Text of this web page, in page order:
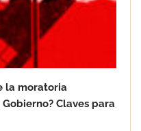
la moratoria
Claves para